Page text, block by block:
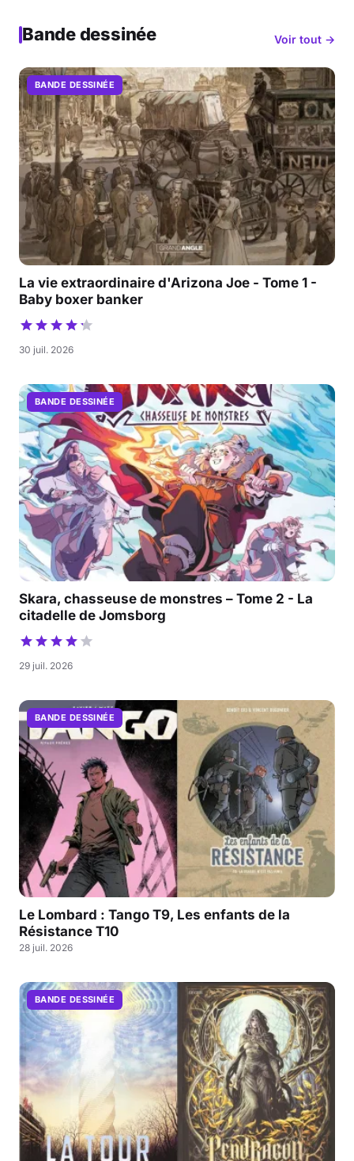
Bande dessinée Voir tout →
BANDE DESSINÉE
La vie extraordinaire d'Arizona Joe - Tome 1 -
Baby boxer banker
30 juil. 2026
BANDE DESSINÉE
Skara, chasseuse de monstres – Tome 2 - La
citadelle de Jomsborg
29 juil. 2026
BANDE DESSINÉE
Le Lombard : Tango T9, Les enfants de la
Résistance T10
28 juil. 2026
BANDE DESSINÉE